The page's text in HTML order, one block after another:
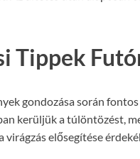
Tippek
gondozása során
kerüljük a túlöntözést,
virágzás elősegítése